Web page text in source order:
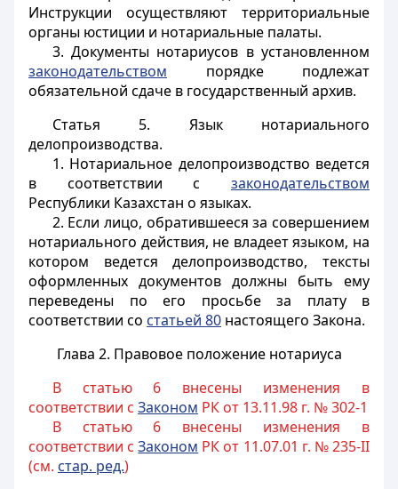
Инструкции осуществляют территориальные
органы юстиции и нотариальные палаты.
3. Документы нотариусов в установленном
законодательством порядке подлежат
обязательной сдаче в государственный архив.
Статья 5. Язык нотариального
делопроизводства.
1. Нотариальное делопроизводство ведется
в соответствии с законодательством
Республики Казахстан о языках.
2. Если лицо, обратившееся за совершением
нотариального действия, не владеет языком, на
котором ведется делопроизводство, тексты
оформленных документов должны быть ему
переведены по его просьбе за плату в
соответствии со статьей 80 настоящего Закона.
Глава 2. Правовое положение нотариуса
В статью 6 внесены изменения в
соответствии с Законом РК от 13.11.98 г. № 302-1
В статью 6 внесены изменения в
соответствии сЗаконом РК от 11.07.01 г. № 235-II
(см. стар. ред.)